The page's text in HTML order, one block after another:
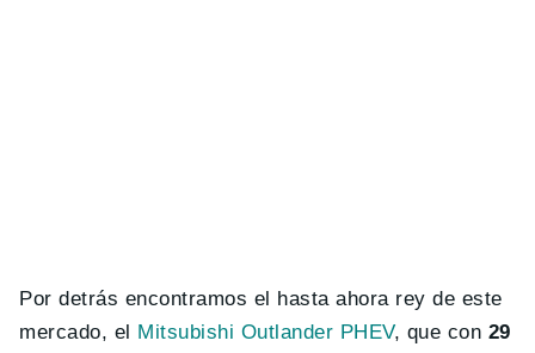
Por detrás encontramos el hasta ahora rey de este
mercado, el Mitsubishi Outlander PHEV, que con 29